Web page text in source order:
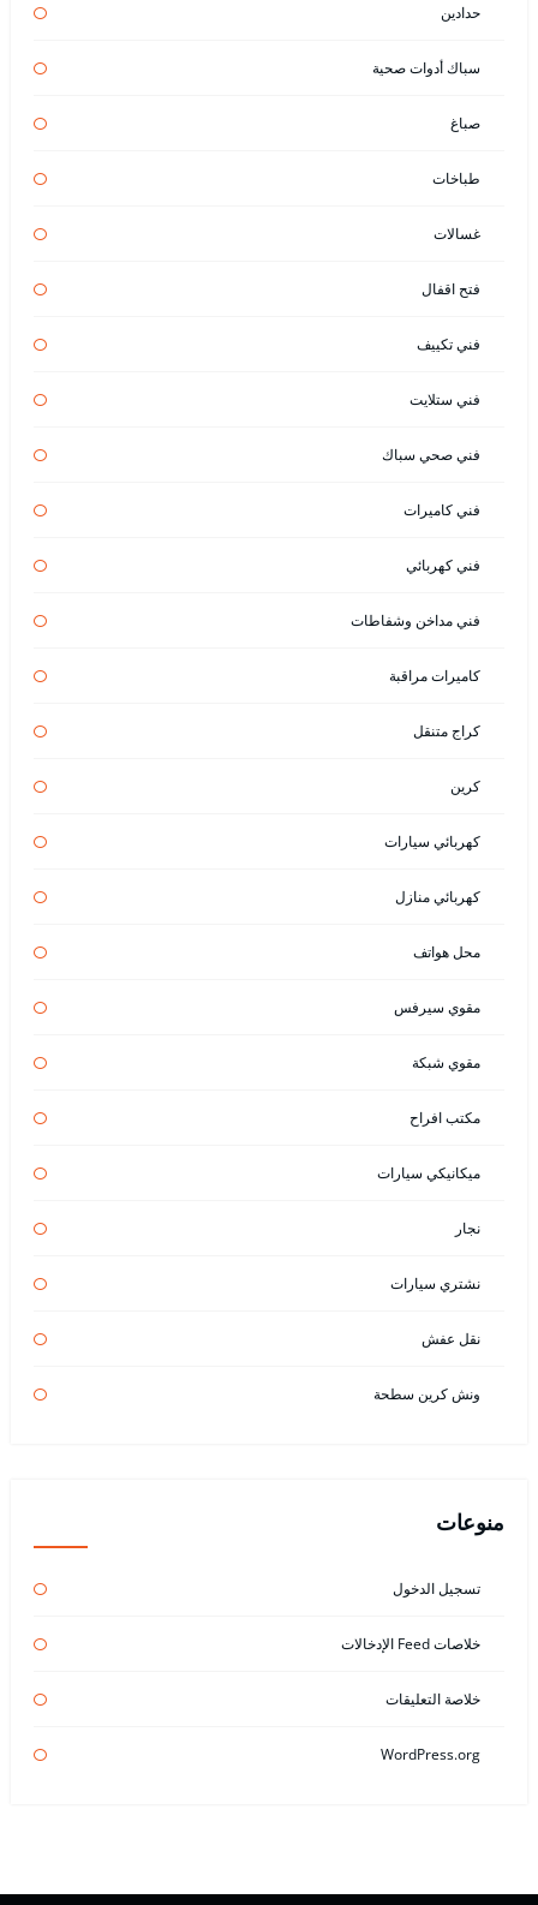
حدادين
سباك أدوات صحية
صباغ
طباخات
غسالات
فتح اقفال
فني تكييف
فني ستلايت
فني صحي سباك
فني كاميرات
فني كهربائي
فني مداخن وشفاطات
كاميرات مراقبة
كراج متنقل
كرين
كهربائي سيارات
كهربائي منازل
محل هواتف
مقوي سيرفس
مقوي شبكة
مكتب افراح
ميكانيكي سيارات
نجار
نشتري سيارات
نقل عفش
ونش كرين سطحة
منوعات
تسجيل الدخول
خلاصات Feed الإدخالات
خلاصة التعليقات
WordPress.org